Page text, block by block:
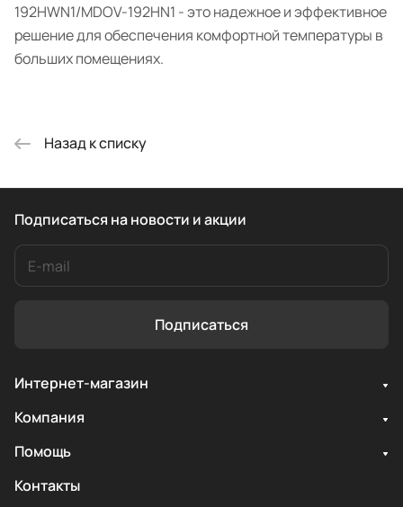
192HWN1/MDOV-192HN1 - это надежное и эффективное
решение для обеспечения комфортной температуры в
больших помещениях.
Назад к списку
Подписаться на новости и акции
Подписаться
Интернет-магазин
Компания
Помощь
Контакты